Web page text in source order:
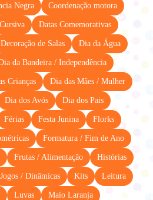
Negra Coordenação motora
Cursiva Datas Comemorativas
Decoração de Salas Dia da Água
da Bandeira / Independência
Crianças Dia das Mães / Mulher
Dia dos Avós Dia dos Pais
Férias Festa Junina Florks
Formatura / Fim de Ano
Frutas / Alimentação Histórias
Jogos / Dinâmicas Kits Leitura
Luvas Maio Laranja